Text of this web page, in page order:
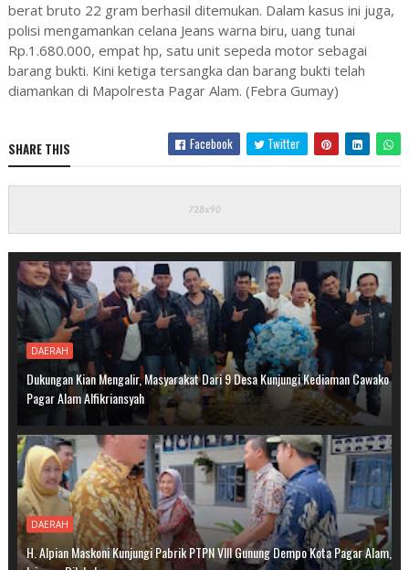
berat bruto 22 gram berhasil ditemukan. Dalam kasus ini juga,
polisi mengamankan celana Jeans warna biru, uang tunai
Rp.1.680.000, empat hp, satu unit sepeda motor sebagai
barang bukti. Kini ketiga tersangka dan barang bukti telah
diamankan di Mapolresta Pagar Alam. (Febra Gumay)
SHARE THIS Facebook Twitter
DAERAH
Dukungan Kian Mengalir, Masyarakat Dari 9 Desa Kunjungi Kediaman Cawako
Pagar Alam Alfikriansyah
DAERAH
H. Alpian Maskoni Kunjungi Pabrik PTPN VIII Gunung Dempo Kota Pagar Alam,